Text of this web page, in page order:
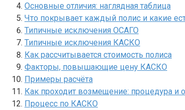
Основные отличия: наглядная таблица
Что покрывает каждый полис и какие
Типичные исключения ОСАГО
Типичные исключения КАСКО
Как рассчитывается стоимость полиса
Факторы, повышающие цену КАСКО
Примеры расчёта
Как проходит возмещение: процедура и
Процесс по КАСКО